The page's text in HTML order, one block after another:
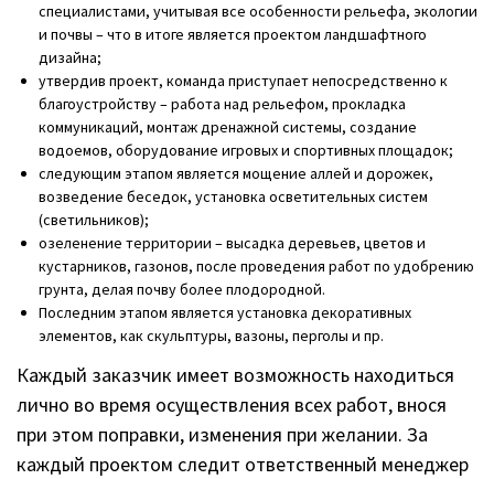
специалистами, учитывая все особенности рельефа, экологии
и почвы – что в итоге является проектом ландшафтного
дизайна;
утвердив проект, команда приступает непосредственно к
благоустройству – работа над рельефом, прокладка
коммуникаций, монтаж дренажной системы, создание
водоемов, оборудование игровых и спортивных площадок;
следующим этапом является мощение аллей и дорожек,
возведение беседок, установка осветительных систем
(светильников);
озеленение территории – высадка деревьев, цветов и
кустарников, газонов, после проведения работ по удобрению
грунта, делая почву более плодородной.
Последним этапом является установка декоративных
элементов, как скульптуры, вазоны, перголы и пр.
Каждый заказчик имеет возможность находиться
лично во время осуществления всех работ, внося
при этом поправки, изменения при желании. За
каждый проектом следит ответственный менеджер